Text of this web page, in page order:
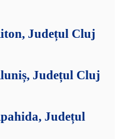
Județul Cluj
Județul Cluj
Județul